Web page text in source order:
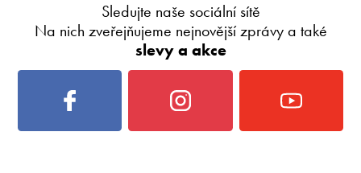
Sledujte naše sociální sítě
Na nich zveřejňujeme nejnovější zprávy a také
slevy a akce